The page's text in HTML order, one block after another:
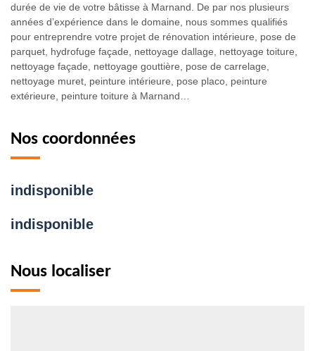
durée de vie de votre bâtisse à Marnand. De par nos plusieurs
années d’expérience dans le domaine, nous sommes qualifiés
pour entreprendre votre projet de rénovation intérieure, pose de
parquet, hydrofuge façade, nettoyage dallage, nettoyage toiture,
nettoyage façade, nettoyage gouttière, pose de carrelage,
nettoyage muret, peinture intérieure, pose placo, peinture
extérieure, peinture toiture à Marnand…
Nos coordonnées
indisponible
indisponible
Nous localiser